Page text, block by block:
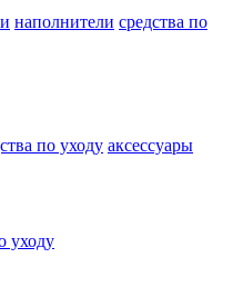
наполнители средства по
по уходу аксессуары
уходу